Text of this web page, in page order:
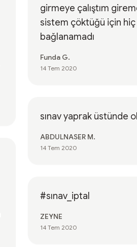
girmeye çalıştım
sistem çöktüğü için hiç
bağlanamadı
Funda G.
14 Tem 2020
sınav yaprak üstünde
ABDULNASER M.
14 Tem 2020
#sınav_iptal
ZEYNE
14 Tem 2020